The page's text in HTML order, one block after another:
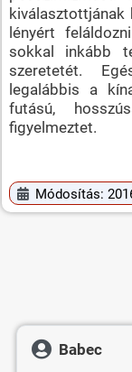
kiválasztottjának
lényért
sokkal inkább
szeretetét.
legalábbis a
futású,
figyelmeztet.
Módosítás:
Babec